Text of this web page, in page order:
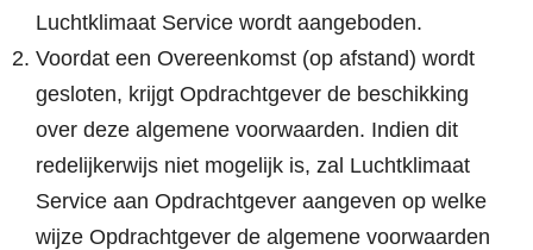
Luchtklimaat Service wordt aangeboden.
Voordat een Overeenkomst (op afstand) wordt
gesloten, krijgt Opdrachtgever de beschikking
over deze algemene voorwaarden. Indien dit
redelijkerwijs niet mogelijk is, zal Luchtklimaat
Service aan Opdrachtgever aangeven op welke
wijze Opdrachtgever de algemene voorwaarden